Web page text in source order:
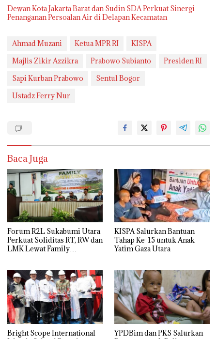
Dewan Kota Jakarta Barat dan Sudin SDA Perkuat Sinergi
Penanganan Persoalan Air di Delapan Kecamatan
Ahmad Muzani Ketua MPR RI
KISPA
Majlis Zikir Azzikra
Prabowo Subianto
Presiden RI
Sapi Kurban Prabowo
Sentul Bogor
Ustadz Ferry Nur
Baca Juga
Forum R2L Sukabumi Utara
Perkuat Soliditas RT, RW dan
LMK Lewat Family
KISPA Salurkan Bantuan
Tahap Ke-15 untuk Anak
Yatim Gaza Utara
Bright Scope International
YPDBim dan PKS Salurkan